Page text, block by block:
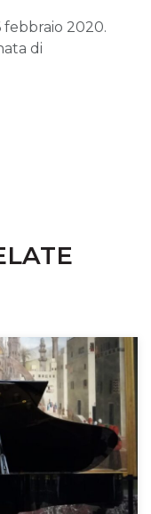
febbraio 2020.
di